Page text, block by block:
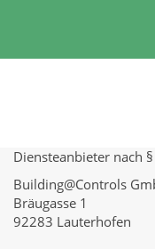
Diensteanbieter nach
Building@Controls
Bräugasse 1
92283 Lauterhofen